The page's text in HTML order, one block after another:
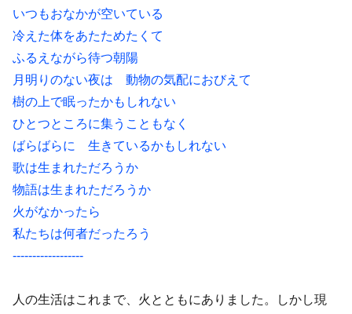
いつもおなかが空いている
冷えた体をあたためたくて
ふるえながら待つ朝陽
月明りのない夜は 動物の気配におびえて
樹の上で眠ったかもしれない
ひとつところに集うこともなく
ばらばらに 生きているかもしれない
歌は生まれただろうか
物語は生まれただろうか
火がなかったら
私たちは何者だったろう
------------------
人の生活はこれまで、火とともにありました。しかし現